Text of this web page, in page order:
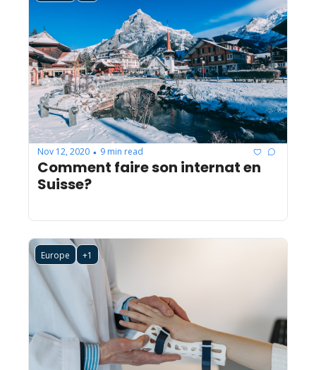
Nov 12, 2020 • 9 min read
Comment faire son internat en
Suisse?
Europe +1